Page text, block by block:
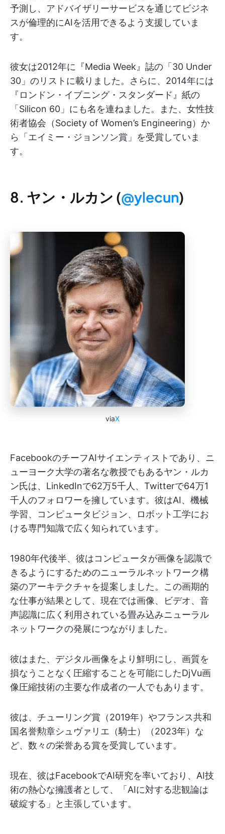
予測し、アドバイザリーサービスを通じてビジネ
スが倫理的にAIを活用できるよう支援していま
す。
彼女は2012年に『Media Week』誌の「30 Under
30」のリストに載りました。さらに、2014年には
『ロンドン・イブニング・スタンダード』紙の
「Silicon 60」にも名を連ねました。また、女性技
術者協会（Society of Women’s Engineering）か
ら「エイミー・ジョンソン賞」を受賞していま
す。
8. ヤン・ルカン (@ylecun)
viaX
FacebookのチーフAIサイエンティストであり、ニ
ューヨーク大学の著名な教授でもあるヤン・ルカ
ン氏は、LinkedInで62万5千人、Twitterで64万1
千人のフォロワーを擁しています。彼はAI、機械
学習、コンピュータビジョン、ロボット工学にお
ける専門知識で広く知られています。
1980年代後半、彼はコンピュータが画像を認識で
きるようにするためのニューラルネットワーク構
築のアーキテクチャを提案しました。この画期的
な仕事が結果として、現在では画像、ビデオ、音
声認識に広く利用されている畳み込みニューラル
ネットワークの発展につながりました。
彼はまた、デジタル画像をより鮮明にし、画質を
損なうことなく圧縮することを可能にしたDjVu画
像圧縮技術の主要な作成者の一人でもあります。
彼は、チューリング賞（2019年）やフランス共和
国名誉勲章シュヴァリエ（騎士）（2023年）な
ど、数々の栄誉ある賞を受賞しています。
現在、彼はFacebookでAI研究を率いており、AI技
術の熱心な擁護者として、「AIに対する悲観論は
破綻する」と主張しています。